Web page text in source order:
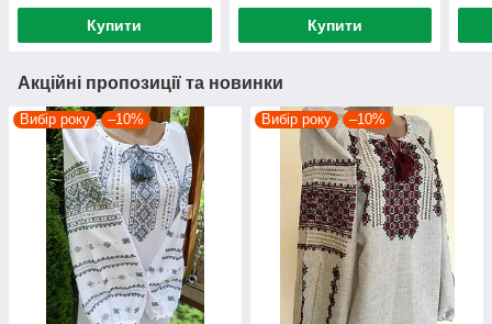
Купити Купити
Акційні пропозиції та новинки
Вибір року –10% Вибір року –10%